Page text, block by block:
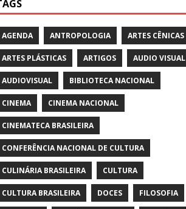
AGENDA ANTROPOLOGIA ARTES CÊNICAS
ARTES PLÁSTICAS ARTIGOS AUDIO VISUAL
AUDIOVISUAL BIBLIOTECA NACIONAL
CINEMA CINEMA NACIONAL
CINEMATECA BRASILEIRA
CONFERÊNCIA NACIONAL DE CULTURA
CULINÁRIA BRASILEIRA CULTURA
CULTURA BRASILEIRA DOCES FILOSOFIA